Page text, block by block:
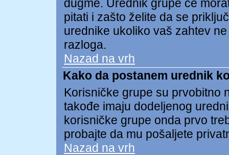
dugme. Urednik grupe će
pitati i zašto želite da se
urednike ukoliko vaš zahtev
razloga.
Nazad na vrh
Kako da postanem urednik
Korisničke grupe su prvobitno
takođe imaju dodeljenog
korisničke grupe onda prvo
probajte da mu pošaljete
Nazad na vrh